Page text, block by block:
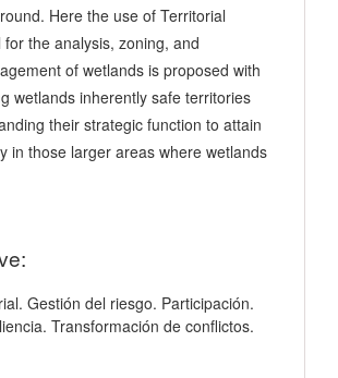
Here the use of Territorial
the analysis, zoning, and
of wetlands is proposed with
wetlands inherently safe territories
their strategic function to attain
in those larger areas where wetlands
Gestión del riesgo. Participación.
Transformación de conflictos.